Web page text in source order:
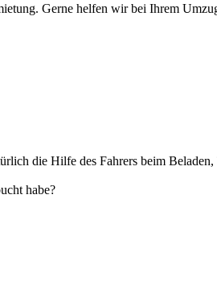
Gerne helfen wir bei Ihrem
die Hilfe des Fahrers beim
habe?